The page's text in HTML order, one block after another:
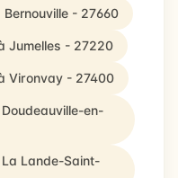
- 27660
Jumelles - 27220
Vironvay - 27400
en-
Lande-Saint-